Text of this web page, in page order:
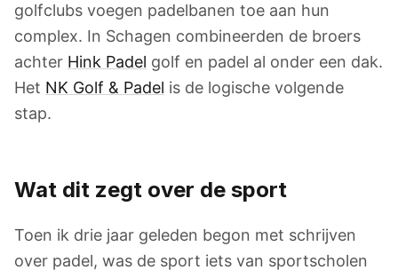
golfclubs voegen padelbanen toe aan hun
complex. In Schagen combineerden de broers
achter Hink Padel golf en padel al onder een dak.
Het NK Golf & Padel is de logische volgende
stap.
Wat dit zegt over de sport
Toen ik drie jaar geleden begon met schrijven
over padel, was de sport iets van sportscholen